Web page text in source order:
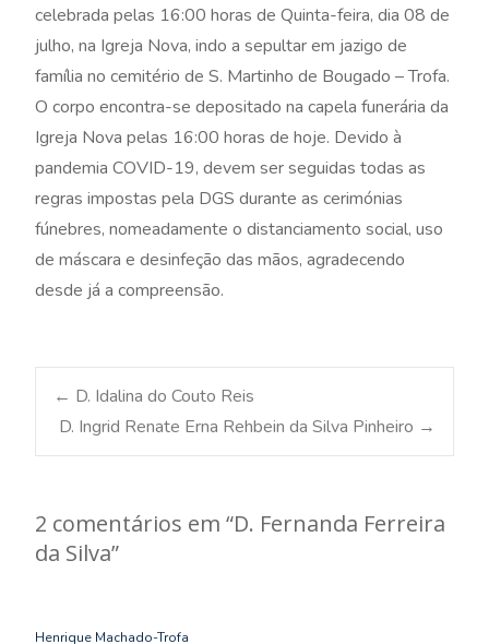
celebrada pelas 16:00 horas de Quinta-feira, dia 08 de
julho, na Igreja Nova, indo a sepultar em jazigo de
família no cemitério de S. Martinho de Bougado – Trofa.
O corpo encontra-se depositado na capela funerária da
Igreja Nova pelas 16:00 horas de hoje. Devido à
pandemia COVID-19, devem ser seguidas todas as
regras impostas pela DGS durante as cerimónias
fúnebres, nomeadamente o distanciamento social, uso
de máscara e desinfeção das mãos, agradecendo
desde já a compreensão.
Post
← D. Idalina do Couto Reis
D. Ingrid Renate Erna Rehbein da Silva Pinheiro →
2 comentários em “D. Fernanda Ferreira
da Silva”
Henrique Machado-Trofa